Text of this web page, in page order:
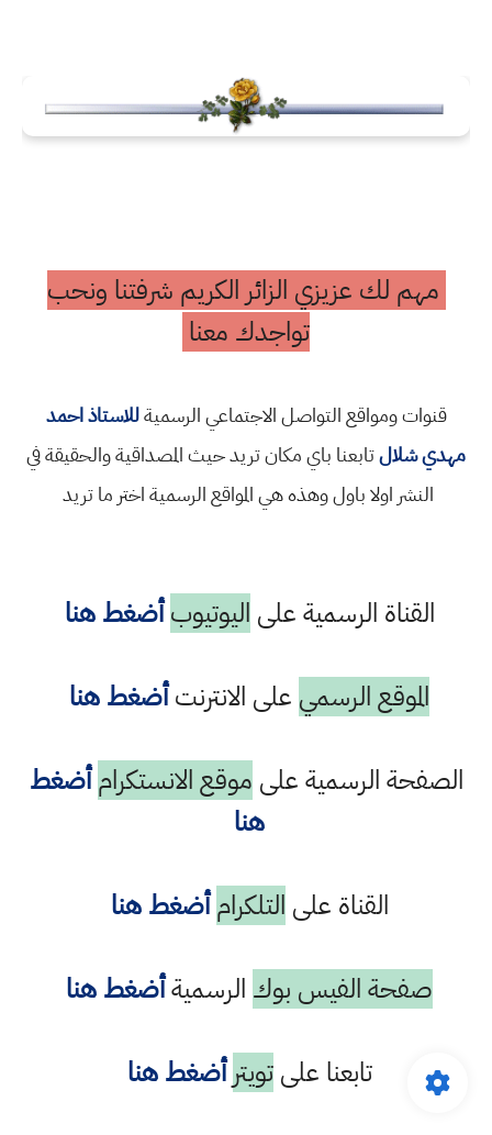
مهم لك عزيزي الزائر الكريم شرفتنا ونحب
تواجدك معنا
قنوات ومواقع التواصل الاجتماعي الرسميةللاستاذ احمد
مهدي شلالتابعنا باي مكان تريد حيث المصداقية والحقيقة في
النشر اولا باول وهذه هي المواقع الرسمية اختر ما تريد
القناة الرسمية على اليوتيوب أضغط هنا
الموقع الرسمي على الانترنتأضغط هنا
الصفحة الرسمية على موقع الانستكرام أضغط
هنا
القناة على التلكرام أضغط هنا
صفحة الفيس بوك الرسميةأضغط هنا
تابعنا علىتويتر أضغط هنا